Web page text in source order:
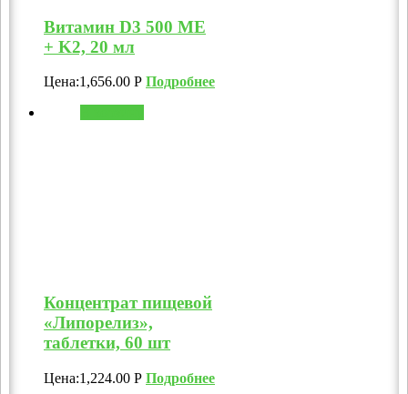
Витамин D3 500 МЕ
+ K2, 20 мл
Цена:1,656.00 Р Подробнее
Концентрат пищевой
«Липорелиз»,
таблетки, 60 шт
Цена:1,224.00 Р Подробнее